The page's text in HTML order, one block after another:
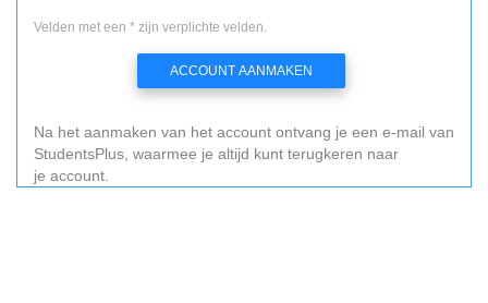
Velden met een * zijn verplichte velden.
ACCOUNT AANMAKEN
Na het aanmaken van het account ontvang je een e-mail van
StudentsPlus, waarmee je altijd kunt terugkeren naar
je account.